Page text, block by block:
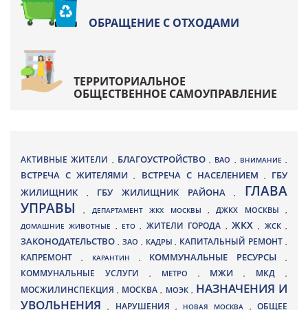
ОБРАЩЕНИЕ С ОТХОДАМИ
ТЕРРИТОРИАЛЬНОЕ
ОБЩЕСТВЕННОЕ САМОУПРАВЛЕНИЕ
АКТИВНЫЕ ЖИТЕЛИ , БЛАГОУСТРОЙСТВО , ВАО , ВНИМАНИЕ ,
ВСТРЕЧА С ЖИТЕЛЯМИ, ВСТРЕЧА С НАСЕЛЕНИЕМ , ГБУ
ЖИЛИЩНИК
, ГБУ ЖИЛИЩНИК РАЙОНА, ГЛАВА
УПРАВЫ, ДЕПАРТАМЕНТ ЖКХ МОСКВЫ ,ДЖКХ МОСКВЫ ,
ДОМАШНИЕ ЖИВОТНЫЕ , ЕТО, ЖИТЕЛИ ГОРОДА , ЖКХ, ЖСК,
ЗАКОНОДАТЕЛЬСТВО , ЗАО , КАДРЫ, КАПИТАЛЬНЫЙ РЕМОНТ ,
КАПРЕМОНТ , КАРАНТИН , КОММУНАЛЬНЫЕ РЕСУРСЫ,
КОММУНАЛЬНЫЕ УСЛУГИ , МЕТРО , МЖИ, МКД ,
МОСЖИЛИНСПЕКЦИЯ, МОСКВА , МОЭК , НАЗНАЧЕНИЯ И
УВОЛЬНЕНИЯ, НАРУШЕНИЯ , НОВАЯ МОСКВА ,ОБЩЕЕ